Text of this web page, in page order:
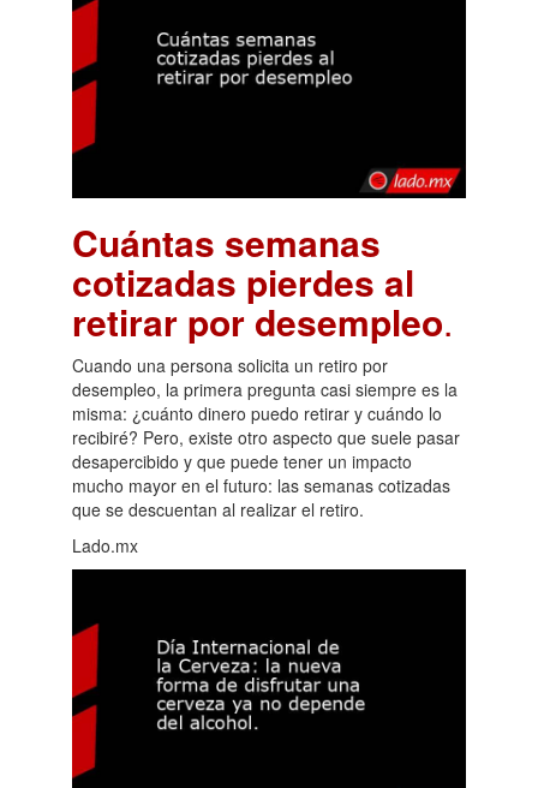
Cuántas semanas
cotizadas pierdes al
retirar por desempleo.
Cuando una persona solicita un retiro por
desempleo, la primera pregunta casi siempre es la
misma: ¿cuánto dinero puedo retirar y cuándo lo
recibiré? Pero, existe otro aspecto que suele pasar
desapercibido y que puede tener un impacto
mucho mayor en el futuro: las semanas cotizadas
que se descuentan al realizar el retiro.
Lado.mx